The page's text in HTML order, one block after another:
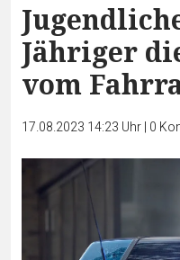
Jähriger
vom
17.08.2023 14:23 Uhr| 0